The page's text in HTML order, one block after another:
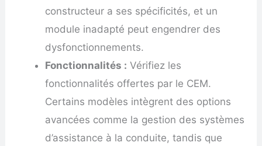
constructeur a ses spécificités, et un
module inadapté peut engendrer des
dysfonctionnements.
Fonctionnalités : Vérifiez les
fonctionnalités offertes par le CEM.
Certains modèles intègrent des options
avancées comme la gestion des systèmes
d’assistance à la conduite, tandis que